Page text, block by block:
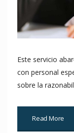
Este servicio
con personal
sobre la
Read More